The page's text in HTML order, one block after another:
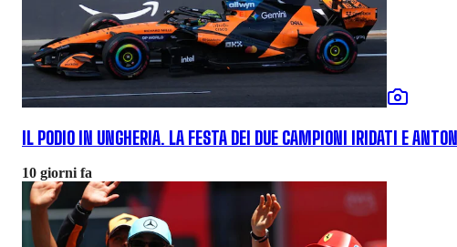
IL PODIO IN UNGHERIA. LA FESTA DEI DUE CAMPIONI IRIDATI E
10 giorni fa